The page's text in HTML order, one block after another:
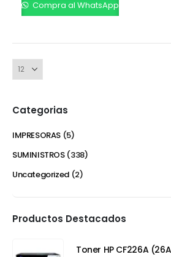
Compra al WhatsApp
Categorias
IMPRESORAS (5)
SUMINISTROS (338)
Uncategorized (2)
Productos Destacados